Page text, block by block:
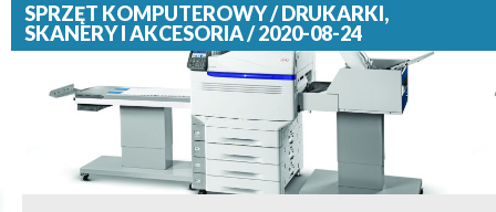
SPRZĘT KOMPUTEROWY / DRUKARKI,
SKANERY I AKCESORIA / 2020-08-24